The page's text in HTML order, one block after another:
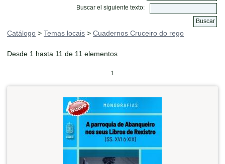
Buscar el siguiente texto:
Catálogo > Temas locais > Cuadernos Cruceiro do rego
Desde 1 hasta 11 de 11 elementos
1